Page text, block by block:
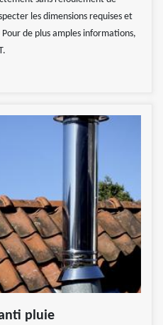
les dimensions requises et
de plus amples informations,
pluie